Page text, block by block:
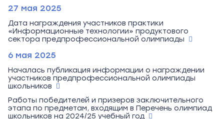
27 мая 2025
Дата награждения участников практики
«Информационные технологии» продуктового
сектора предпрофессиональной олимпиады
6 мая 2025
Началась публикация информации о награждении
участников предпрофессиональной олимпиады
школьников
Работы победителей и призеров заключительного
этапа по предметам, входящим в Перечень олимпиад
школьников на 2024/25 учебный год